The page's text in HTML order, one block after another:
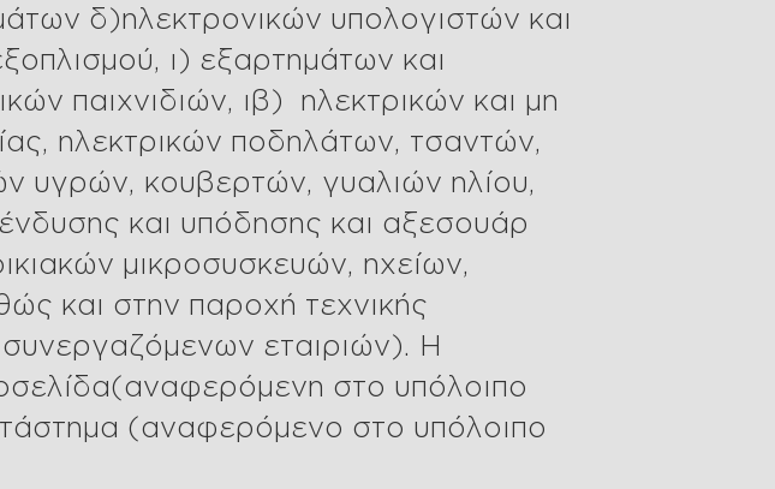
δ)ηλεκτρονικών υπολογιστών και
ι) εξαρτημάτων και
παιχνιδιών, ιβ) ηλεκτρικών και μη
ηλεκτρικών ποδηλάτων, τσαντών,
υγρών, κουβερτών, γυαλιών ηλίου,
και υπόδησης και αξεσουάρ
μικροσυσκευών, ηχείων,
και στην παροχή τεχνικής
εταιριών). Η
στο υπόλοιπο
(αναφερόμενο στο υπόλοιπο